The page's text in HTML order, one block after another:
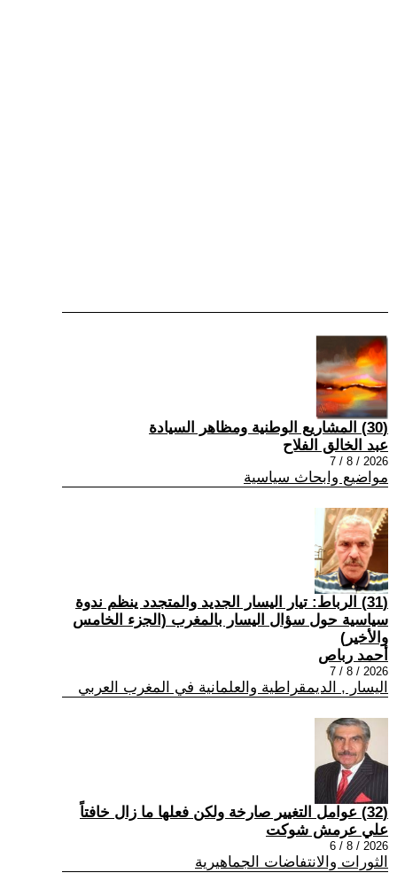
(30) المشاريع الوطنية ومظاهر السيادة
عبد الخالق الفلاح
2026 / 8 / 7
مواضيع وابحاث سياسية
(31) الرباط: تيار اليسار الجديد والمتجدد ينظم ندوة
سياسية حول سؤال اليسار بالمغرب (الجزء الخامس
والأخير)
أحمد رباص
2026 / 8 / 7
اليسار , الديمقراطية والعلمانية في المغرب العربي
(32) عوامل التغيير صارخة ولكن فعلها ما زال خافتاً
علي عرمش شوكت
2026 / 8 / 6
الثورات والانتفاضات الجماهيرية